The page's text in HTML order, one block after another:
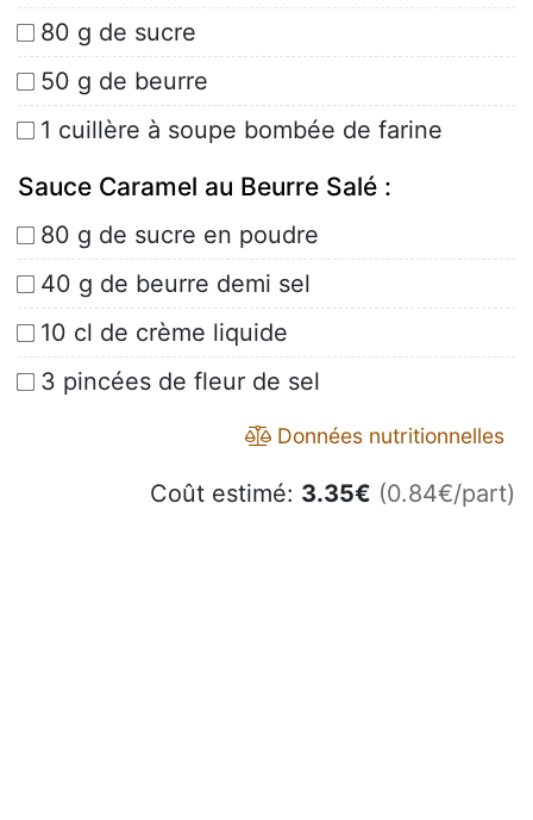
80 g de sucre
50 g de beurre
1 cuillère à soupe bombée de farine
Sauce Caramel au Beurre Salé :
80 g de sucre en poudre
40 g de beurre demi sel
10 cl de crème liquide
3 pincées de fleur de sel
Données nutritionnelles
Coût estimé: 3.35€ (0.84€/part)